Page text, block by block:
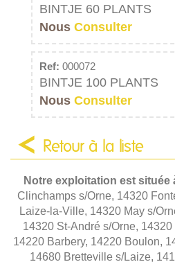
BINTJE 60 PLANTS
Nous Consulter
Ref: 000072
BINTJE 100 PLANTS
Nous Consulter
Retour à la liste
Notre exploitation est située
Clinchamps s/Orne, 14320
Laize-la-Ville, 14320 May s/
14320 St-André s/Orne,
14220 Barbery, 14220 Boulon,
14680 Bretteville s/Laize,